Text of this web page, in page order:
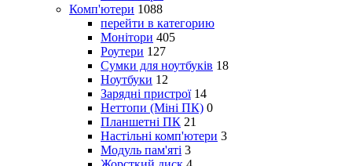
Комп'ютери 1088
перейти в категорию
Монітори 405
Роутери 127
Сумки для ноутбуків 18
Ноутбуки 12
Зарядні пристрої 14
Неттопи (Міні ПК) 0
Планшетні ПК 21
Настільні комп'ютери 3
Модуль пам'яті 3